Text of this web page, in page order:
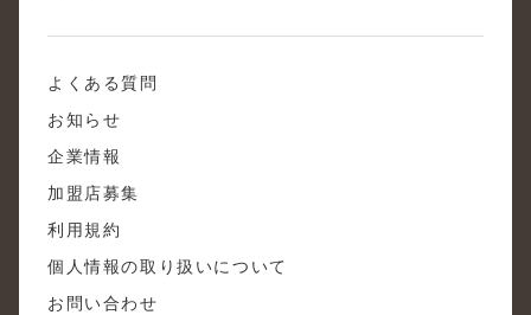
よくある質問
お知らせ
企業情報
加盟店募集
利用規約
個人情報の取り扱いについて
お問い合わせ